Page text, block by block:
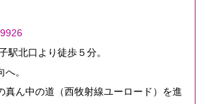
駅北口より徒歩５分。
。
真ん中の道（西牧射線ユーロード）を進